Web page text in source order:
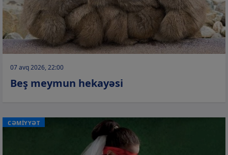
07 avq 2026, 22:00
Beş meymun hekayəsi
CƏMİYYƏT